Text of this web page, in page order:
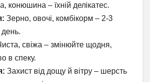
конюшина – їхній делікатес.
Зерно, овочі, комбікорм – 2-3
свіжа – змінюйте щодня,
в спеку.
Захист від дощу й вітру – шерсть